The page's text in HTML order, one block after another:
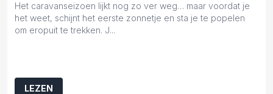
Het caravanseizoen lijkt nog zo ver weg… maar voordat je
het weet, schijnt het eerste zonnetje en sta je te popelen
om eropuit te trekken. J...
LEZEN